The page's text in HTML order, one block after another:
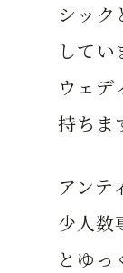
シッ
して
ウェ
持ちま
アンテ
少人数
とゆっ